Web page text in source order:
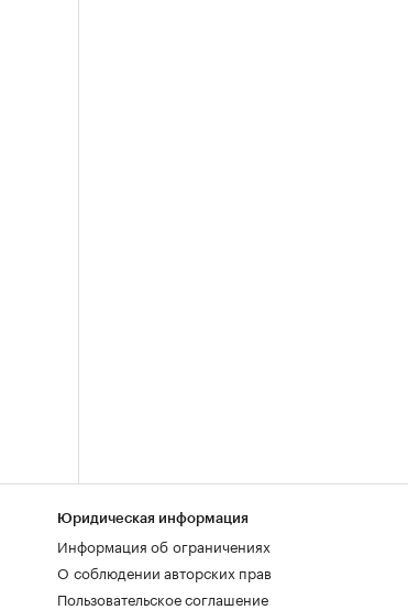
Юридическая информация
Информация об ограничениях
О соблюдении авторских прав
Пользовательское соглашение